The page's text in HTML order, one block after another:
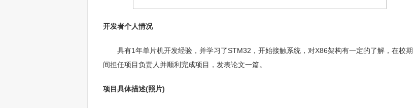
开发者个人情况
具有1年单片机开发经验，并学习了STM32，开始接触系统，对X86架构有一定的了解，在校期
间担任项目负责人并顺利完成项目，发表论文一篇。
项目具体描述(照片)